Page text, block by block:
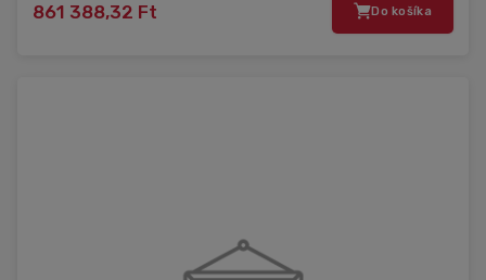
861 388,32 Ft Do košíka